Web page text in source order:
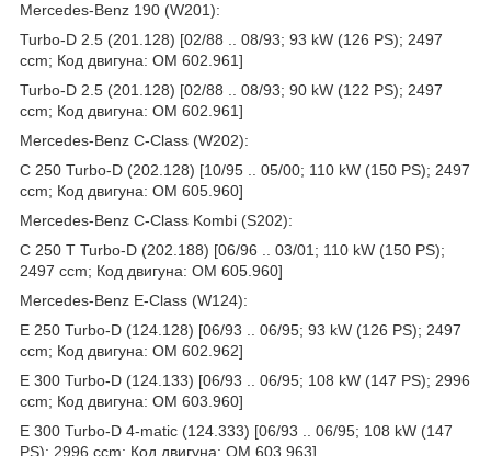
Mercedes-Benz 190 (W201):
Turbo-D 2.5 (201.128) [02/88 .. 08/93; 93 kW (126 PS); 2497
ccm; Код двигуна: OM 602.961]
Turbo-D 2.5 (201.128) [02/88 .. 08/93; 90 kW (122 PS); 2497
ccm; Код двигуна: OM 602.961]
Mercedes-Benz C-Class (W202):
C 250 Turbo-D (202.128) [10/95 .. 05/00; 110 kW (150 PS); 2497
ccm; Код двигуна: OM 605.960]
Mercedes-Benz C-Class Kombi (S202):
C 250 T Turbo-D (202.188) [06/96 .. 03/01; 110 kW (150 PS);
2497 ccm; Код двигуна: OM 605.960]
Mercedes-Benz E-Class (W124):
E 250 Turbo-D (124.128) [06/93 .. 06/95; 93 kW (126 PS); 2497
ccm; Код двигуна: OM 602.962]
E 300 Turbo-D (124.133) [06/93 .. 06/95; 108 kW (147 PS); 2996
ccm; Код двигуна: OM 603.960]
E 300 Turbo-D 4-matic (124.333) [06/93 .. 06/95; 108 kW (147
PS); 2996 ccm; Код двигуна: OM 603.963]